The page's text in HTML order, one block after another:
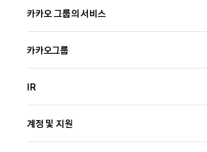
카카오 그룹의 서비스
카카오그룹
IR
계정 및 지원